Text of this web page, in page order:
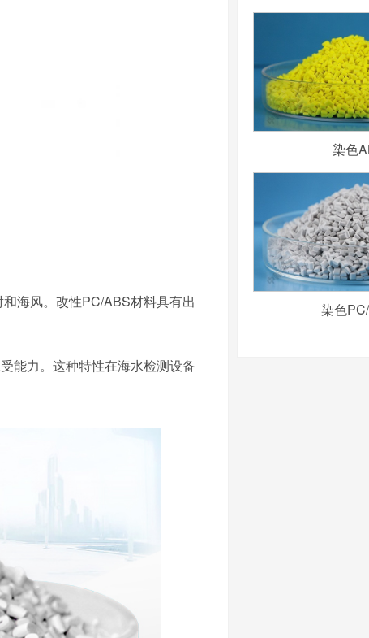
海风。改性PC/ABS材料具有出
能力。这种特性在海水检测设备
染色
染色